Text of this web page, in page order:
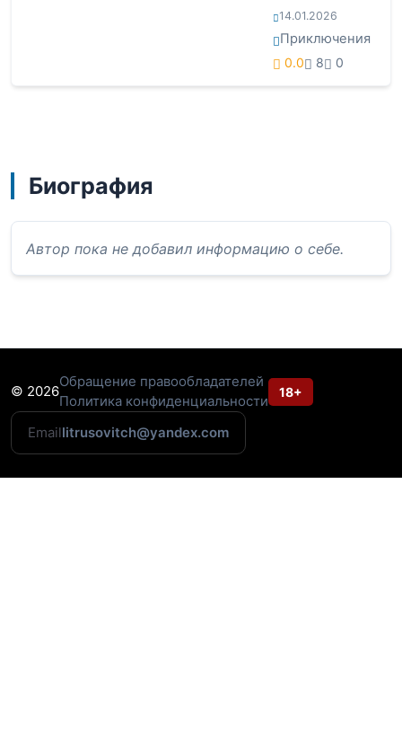
14.01.2026
Приключения
0.0 8 0
Биография
Автор пока не добавил информацию о себе.
© 2026
Обращение правообладателей
Политика конфиденциальности
18+
Emaillitrusovitch@yandex.com